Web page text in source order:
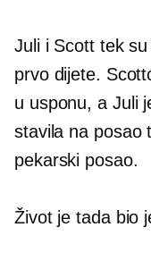
Juli i Scott tek
prvo dijete.
u usponu, a Juli
stavila na posao
pekarski posao.
Život je tada bio